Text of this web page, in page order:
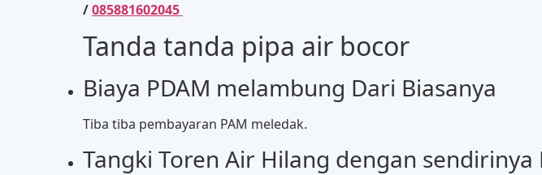
/085881602045
Tanda tanda pipa air bocor
Biaya PDAM melambung Dari Biasanya
Tiba tiba pembayaran PAM meledak.
Tangki Toren Air Hilang dengan